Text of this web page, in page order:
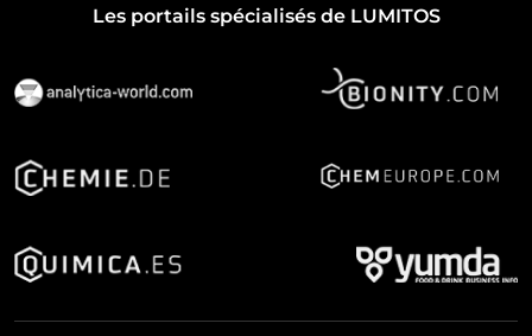
Les portails spécialisés de LUMITOS